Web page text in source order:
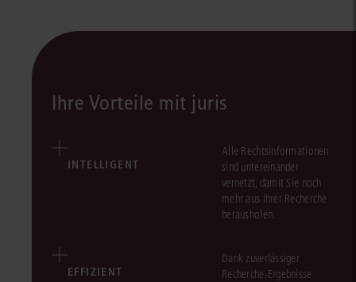
Ihre Vorteile mit juris
INTELLIGENT
Alle Rechtsinformationen
sind untereinander
vernetzt, damit Sie noch
mehr aus Ihrer Recherche
herausholen.
EFFIZIENT
Dank zuverlässiger
Recherche-Ergebnisse